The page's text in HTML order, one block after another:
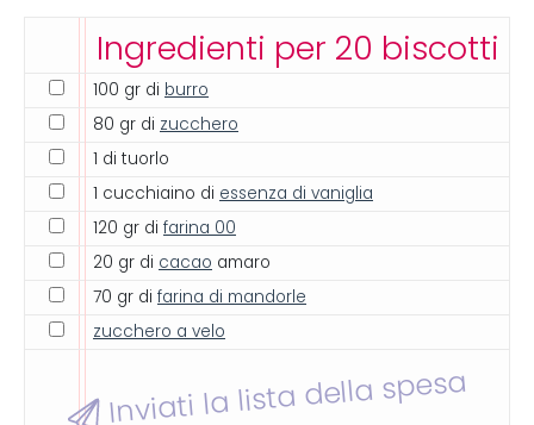
Ingredienti per 20 biscotti
100 gr di burro
80 gr di zucchero
1 di tuorlo
1 cucchiaino di essenza di vaniglia
120 gr di farina 00
20 gr di cacao amaro
70 gr di farina di mandorle
zucchero a velo
Inviati la lista della spesa